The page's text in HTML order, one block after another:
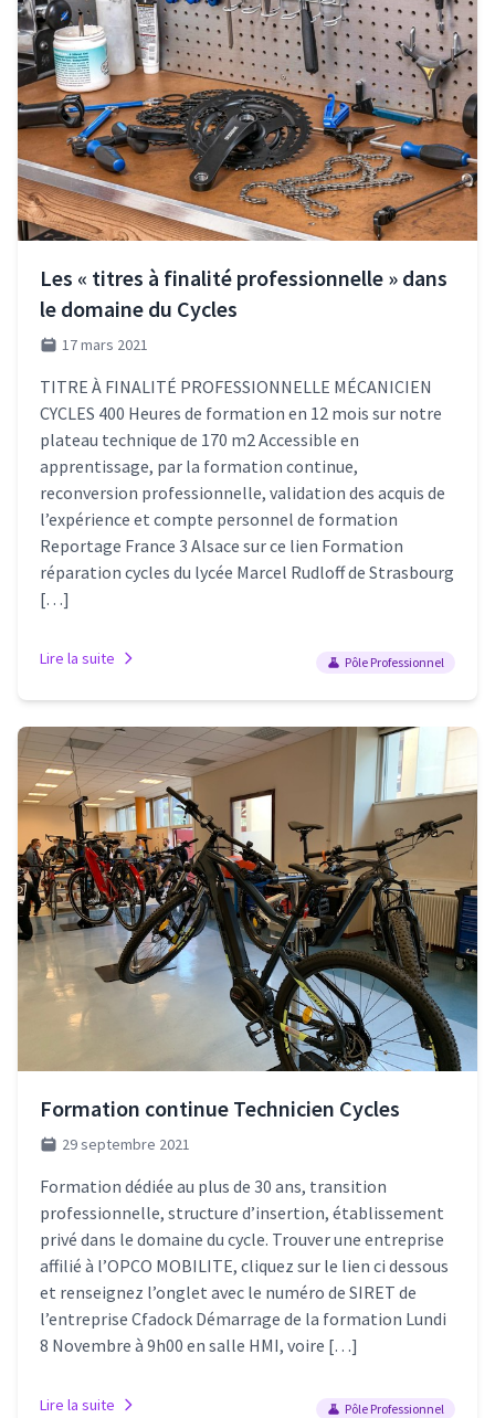
Les « titres à finalité professionnelle » dans
le domaine du Cycles
17 mars 2021
TITRE À FINALITÉ PROFESSIONNELLE MÉCANICIEN
CYCLES 400 Heures de formation en 12 mois sur notre
plateau technique de 170 m2 Accessible en
apprentissage, par la formation continue,
reconversion professionnelle, validation des acquis de
l’expérience et compte personnel de formation
Reportage France 3 Alsace sur ce lien Formation
réparation cycles du lycée Marcel Rudloff de Strasbourg
[…]
Lire la suite Pôle Professionnel
Formation continue Technicien Cycles
29 septembre 2021
Formation dédiée au plus de 30 ans, transition
professionnelle, structure d’insertion, établissement
privé dans le domaine du cycle. Trouver une entreprise
affilié à l’OPCO MOBILITE, cliquez sur le lien ci dessous
et renseignez l’onglet avec le numéro de SIRET de
l’entreprise Cfadock Démarrage de la formation Lundi
8 Novembre à 9h00 en salle HMI, voire […]
Lire la suite Pôle Professionnel